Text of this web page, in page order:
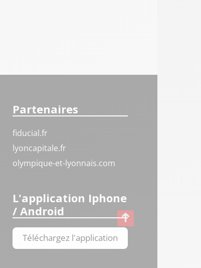
Partenaires
fiducial.fr
lyoncapitale.fr
olympique-et-lyonnais.com
L'application Iphone
/ Android
Téléchargez l'application